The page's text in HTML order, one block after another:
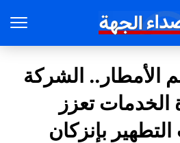
الأمطار.. الشركة
الخدمات تعزز
بإنزكان